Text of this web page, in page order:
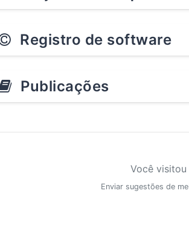
Registro de software
Publicações
Você
Enviar sugestões de